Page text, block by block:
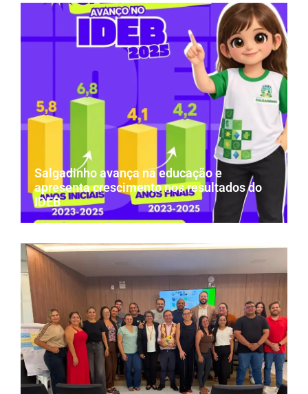
Salgadinho avança na educação e
apresenta crescimento nos resultados do
IDEB